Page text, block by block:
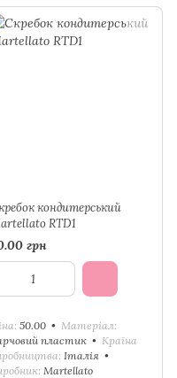
кондитерський
RTD1
грн
50.00
Матеріал
пластик
Країна
Італія
Martellato